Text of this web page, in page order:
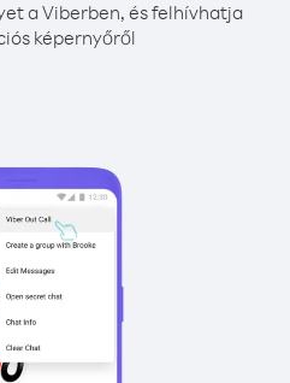
a Viberben, és felhívhatja
képernyőről